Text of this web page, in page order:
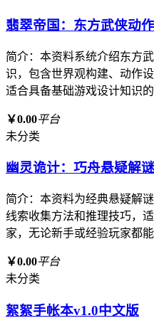
翡翠帝国：东方武侠动
简介：本资料系统介绍东方
识，包含世界观构建、动作
适合具备基础游戏设计知识
￥0.00平台
未分类
幽灵诡计：巧舟悬疑解
简介：本资料为经典悬疑解
线索收集方法和推理技巧，
家，无论新手或经验玩家都
￥0.00平台
未分类
絮絮手帐本v1.0中文版